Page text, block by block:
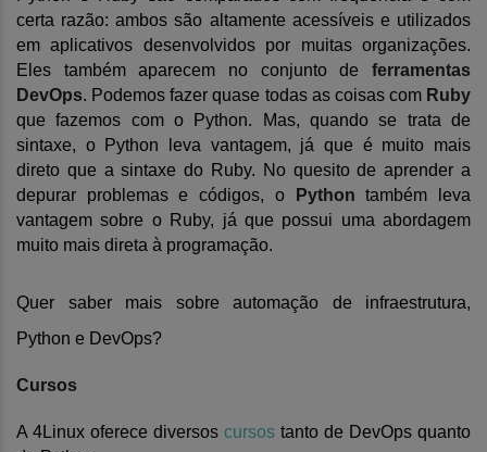
certa razão: ambos são altamente acessíveis e utilizados
em aplicativos desenvolvidos por muitas organizações.
Eles também aparecem no conjunto de ferramentas
DevOps. Podemos fazer quase todas as coisas com Ruby
que fazemos com o Python. Mas, quando se trata de
sintaxe, o Python leva vantagem, já que é muito mais
direto que a sintaxe do Ruby. No quesito de aprender a
depurar problemas e códigos, o
Python também leva
vantagem sobre o Ruby, já que possui uma abordagem
muito mais direta à programação.
Quer saber mais sobre automação de infraestrutura,
Python e DevOps?
Cursos
A 4Linux oferece diversos cursos tanto de DevOps quanto